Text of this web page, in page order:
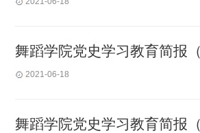
舞蹈学院党史学习教育简报
2021-06-18
舞蹈学院党史学习教育简报